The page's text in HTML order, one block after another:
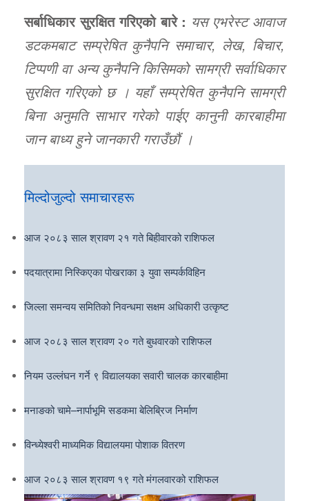
सर्बाधिकार सुरक्षित गरिएको बारे : यस एभरेस्ट आवाज
डटकमबाट सम्प्रेषित कुनैपनि समाचार, लेख, बिचार,
टिप्पणी वा अन्य कुनैपनि किसिमको सामग्री सर्वाधिकार
सुरक्षित गरिएको छ । यहाँ सम्प्रेषित कुनैपनि सामग्री
बिना अनुमति साभार गरेको पाईए कानुनी कारबाहीमा
जान बाध्य हुने जानकारी गराउँछौं ।
मिल्दोजुल्दो समाचारहरू
आज २०८३ साल श्रावण २१ गते बिहीवारको राशिफल
पदयात्रामा निस्किएका पोखराका ३ युवा सम्पर्कविहिन
जिल्ला समन्वय समितिको निवन्धमा सक्षम अधिकारी उत्कृष्ट
आज २०८३ साल श्रावण २० गते बुधवारको राशिफल
नियम उल्लंघन गर्ने ९ विद्यालयका सवारी चालक कारबाहीमा
मनाङको चामे–नार्पाभूमि सडकमा बेलिब्रिज निर्माण
विन्ध्येश्वरी माध्यमिक विद्यालयमा पोशाक वितरण
आज २०८३ साल श्रावण १९ गते मंगलवारको राशिफल